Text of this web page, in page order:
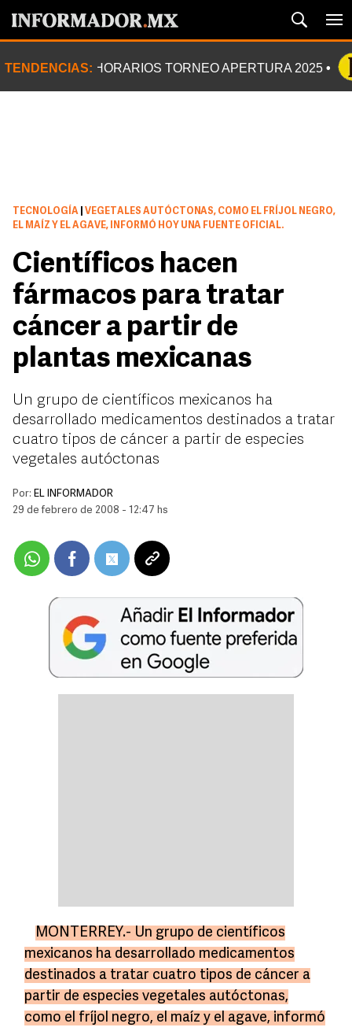
TENDENCIAS: HORARIOS TORNEO APERTURA 2025
TECNOLOGÍA
VEGETALES AUTÓCTONAS, COMO EL FRÍJOL NEGRO,
EL MAÍZ Y EL AGAVE, INFORMÓ HOY UNA FUENTE OFICIAL.
Científicos hacen
fármacos para tratar
cáncer a partir de
plantas mexicanas
Un grupo de científicos mexicanos ha
desarrollado medicamentos destinados a tratar
cuatro tipos de cáncer a partir de especies
vegetales autóctonas
Por: EL INFORMADOR
29 de febrero de 2008 - 12:47 hs
MONTERREY.- Un grupo de científicos
mexicanos ha desarrollado medicamentos
destinados a tratar cuatro tipos de cáncer a
partir de especies vegetales autóctonas,
como el fríjol negro, el maíz y el agave, informó